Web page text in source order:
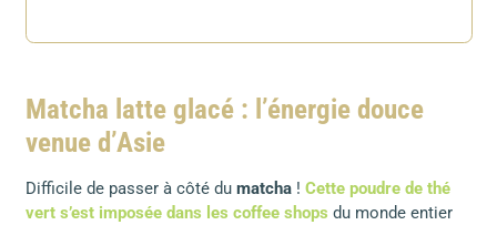
Matcha latte glacé : l’énergie douce
venue d’Asie
Difficile de passer à côté du matcha! Cette poudre de thé
vert s’est imposée dans les coffee shops du monde entier